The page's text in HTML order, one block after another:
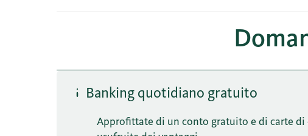
Banking quotidiano gratuito
Approfittate di un conto gratuito e di carte